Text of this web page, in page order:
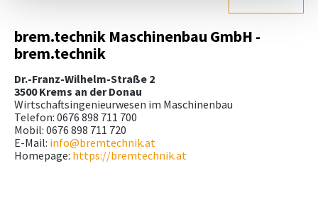
brem.technik Maschinenbau GmbH -
brem.technik
Dr.-Franz-Wilhelm-Straße 2
3500 Krems an der Donau
Wirtschaftsingenieurwesen im Maschinenbau
Telefon: 0676 898 711 700
Mobil: 0676 898 711 720
E-Mail: info@bremtechnik.at
Homepage: https://bremtechnik.at